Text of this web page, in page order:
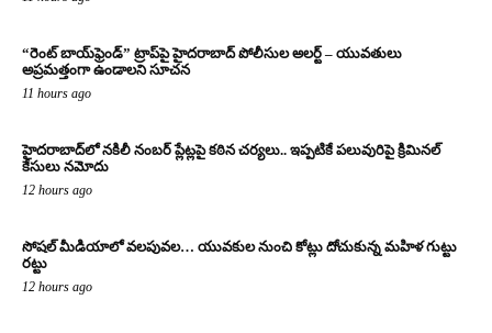
“రెంట్ బాయ్‌ఫ్రెండ్” ట్రాప్‌పై హైదరాబాద్ పోలీసుల అలర్ట్ – యువతులు
అప్రమత్తంగా ఉండాలని సూచన
11 hours ago
హైదరాబాద్‌లో నకిలీ నంబర్ ప్లేట్లపై కఠిన చర్యలు.. ఇప్పటికే పలువురిపై క్రిమినల్
కేసులు నమోదు
12 hours ago
సోషల్ మీడియాలో వలపువల… యువకుల నుంచి కోట్లు దోచుకున్న మహిళ గుట్టు
రట్టు
12 hours ago